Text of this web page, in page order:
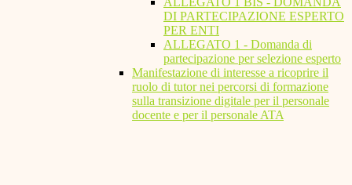
DI PARTECIPAZIONE ESPERTO
PER ENTI
ALLEGATO 1 - Domanda di
partecipazione per selezione esperto
Manifestazione di interesse a ricoprire il
ruolo di tutor nei percorsi di formazione
sulla transizione digitale per il personale
docente e per il personale ATA